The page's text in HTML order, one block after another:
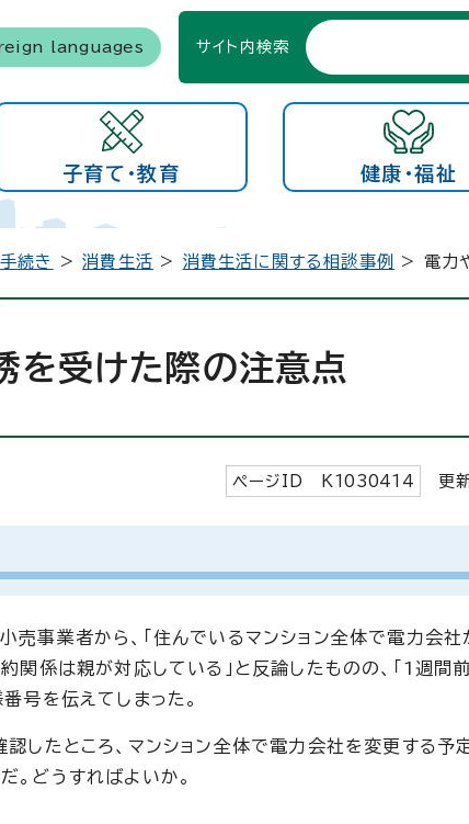
languages サイト内検索
子育て・教育 健康・福祉
手続き >消費生活 > 消費生活に関する相談事例 > 電力
を受けた際の注意点
ページID K 1030414 更
売事業者から、「住んでいるマンション全体で電力会社
関係は親が対応している」と反論したものの、「1週
号を伝えてしまった。
したところ、マンション全体で電力会社を変更する予
。どうすればよいか。